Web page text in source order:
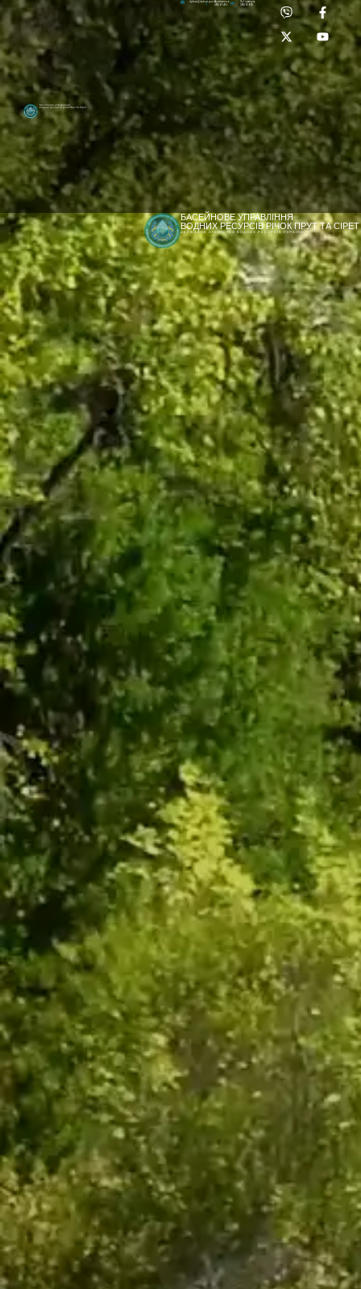
[newyear_garland]
Басейнове управління
водних ресурсів річок Прут та Сірет
Лабораторія:
(0372) 53-92-00
dpbuvr@dpbuvr.gov.uaПриймальня:
(0372) 51-14-56
БАСЕЙНОВЕ УПРАВЛІННЯ
ВОДНИХ РЕСУРСІВ РІЧОК ПРУТ ТА СІРЕТ
ДЕРЖАВНЕ АГЕНТСТВО ВОДНИХ РЕСУРСІВ УКРАЇНИ